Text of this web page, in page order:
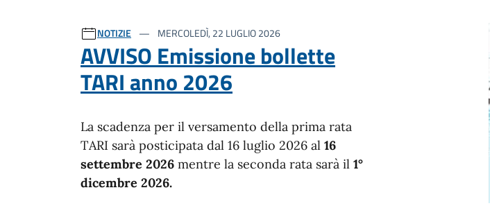
Ultime notizie
NOTIZIE MERCOLEDÌ, 22 LUGLIO 2026
AVVISO Emissione bollette
TARI anno 2026
La scadenza per il versamento della prima rata
TARI sarà posticipata dal 16 luglio 2026 al 16
settembre 2026 mentre la seconda rata sarà il 1°
dicembre 2026.